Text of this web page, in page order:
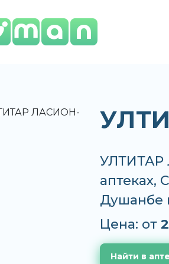
УЛТИТАР
аптеках,
Душанбе
Цена: от
Найти в